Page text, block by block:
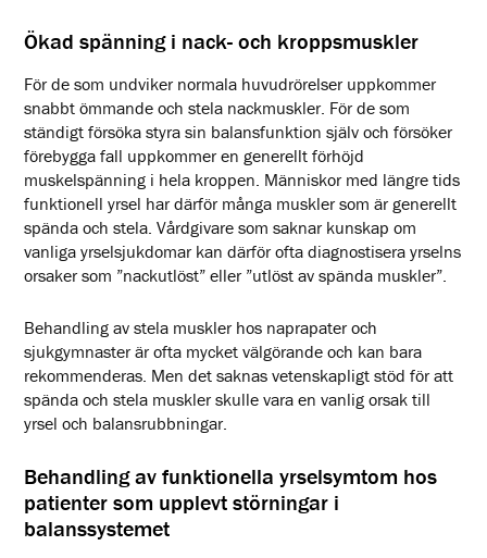
Ökad spänning i nack- och kroppsmuskler
För de som undviker normala huvudrörelser uppkommer
snabbt ömmande och stela nackmuskler. För de som
ständigt försöka styra sin balansfunktion själv och försöker
förebygga fall uppkommer en generellt förhöjd
muskelspänning i hela kroppen. Människor med längre tids
funktionell yrsel har därför många muskler som är generellt
spända och stela. Vårdgivare som saknar kunskap om
vanliga yrselsjukdomar kan därför ofta diagnostisera yrselns
orsaker som ”nackutlöst” eller ”utlöst av spända muskler”.
Behandling av stela muskler hos naprapater och
sjukgymnaster är ofta mycket välgörande och kan bara
rekommenderas. Men det saknas vetenskapligt stöd för att
spända och stela muskler skulle vara en vanlig orsak till
yrsel och balansrubbningar.
Behandling av funktionella yrselsymtom hos
patienter som upplevt störningar i
balanssystemet